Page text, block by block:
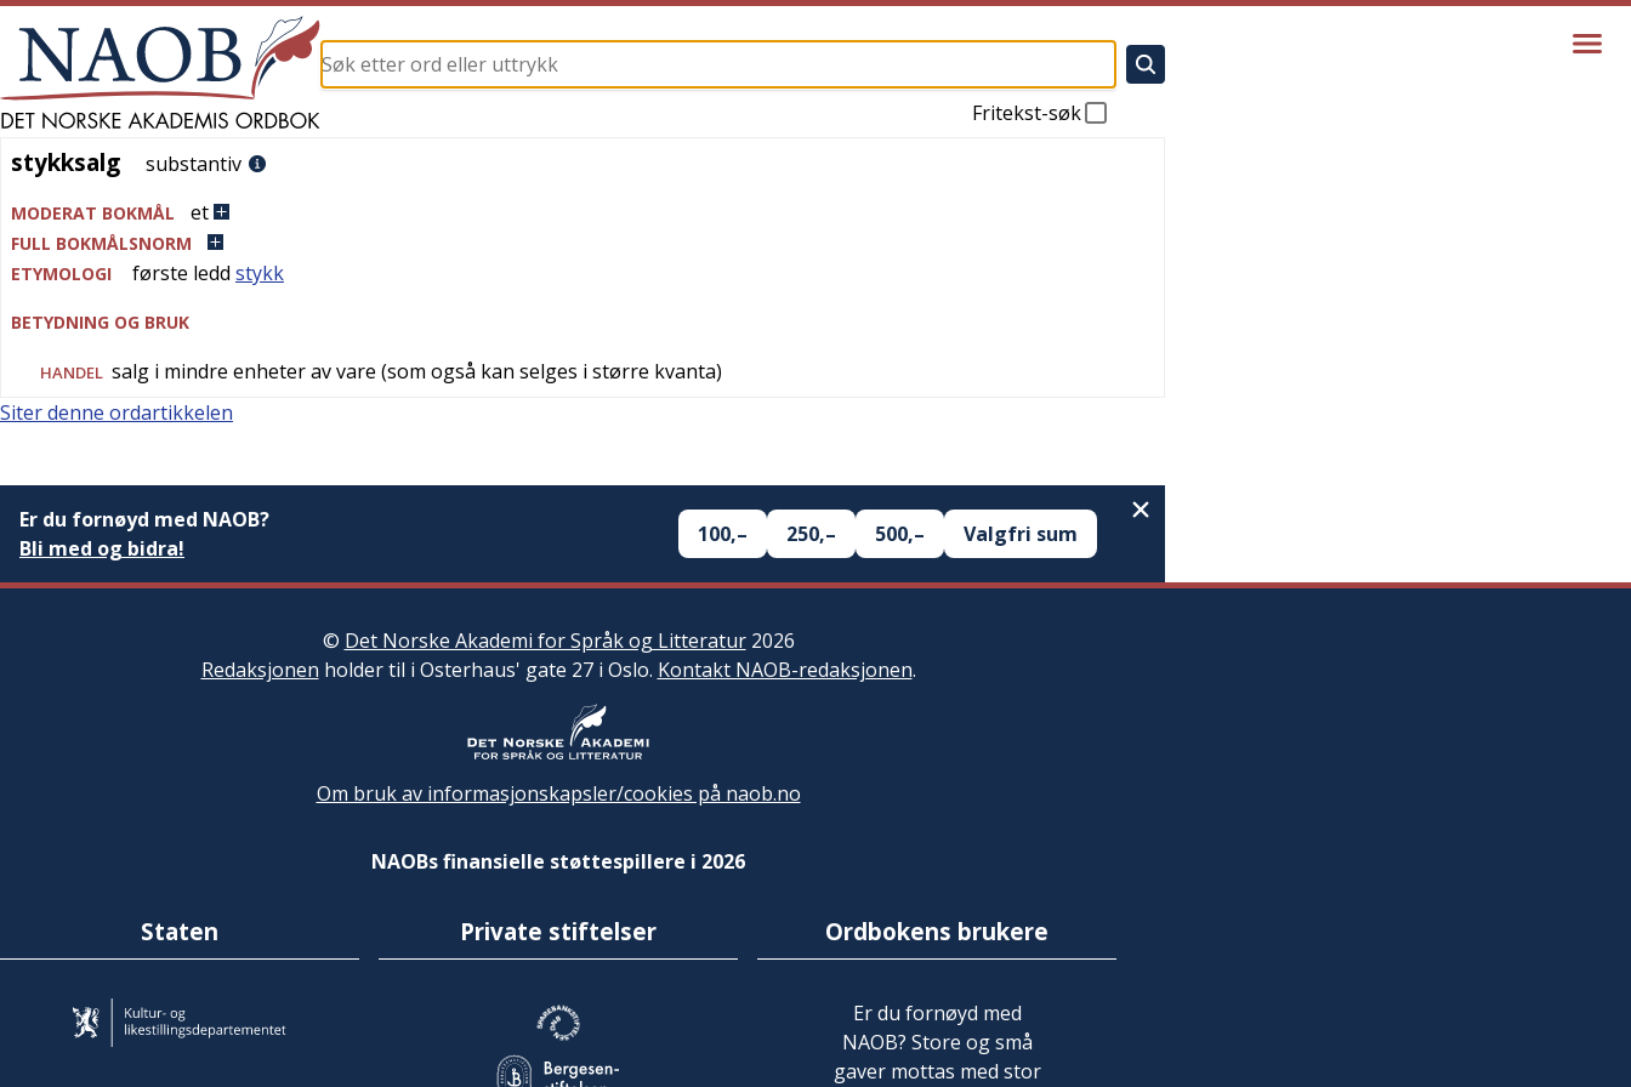
Fritekst-søk
stykksalg
stykksalg substantiv
MODERAT BOKMÅL et
FULL BOKMÅLSNORM
ETYMOLOGI
første ledd stykk
BETYDNING OG BRUK
HANDEL salg i mindre enheter av vare (som også kan selges i større kvanta)
Siter denne ordartikkelen
Er du fornøyd med NAOB?
Bli med og bidra!
100,– 250,– 500,– Valgfri sum
© Det Norske Akademi for Språk og Litteratur2026
Redaksjonen holder til i Osterhaus' gate 27 i Oslo. Kontakt NAOB-redaksjonen.
Om bruk av informasjonskapsler/cookies på naob.no
NAOBs finansielle støttespillere i 2026
Staten Private stiftelser Ordbokens brukere
Er du fornøyd med
NAOB? Store og små
gaver mottas med stor